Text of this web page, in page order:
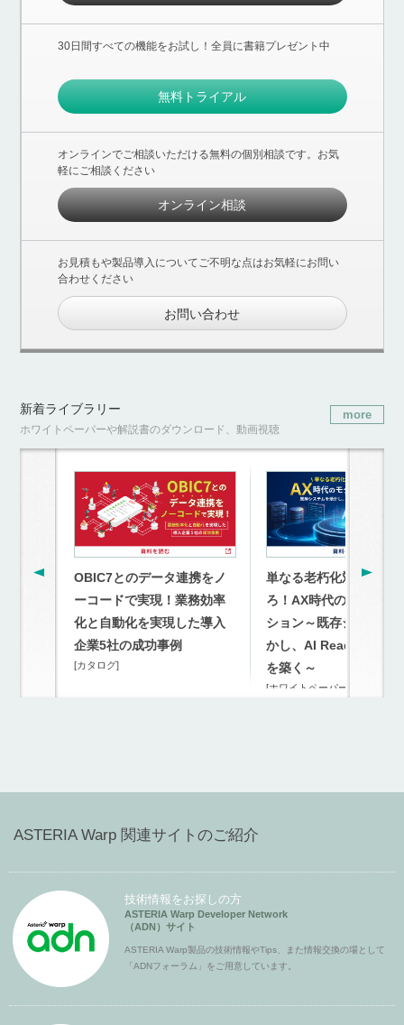
30日間すべての機能をお試し！全員に書籍プレゼント中
無料トライアル
オンラインでご相談いただける無料の個別相談です。お気
軽にご相談ください
オンライン相談
お見積もや製品導入についてご不明な点はお気軽にお問い
合わせください
お問い合わせ
新着ライブラリー
ホワイトペーパーや解説書のダウンロード、動画視聴
more
OBIC7とのデータ連携をノ
ーコードで実現！業務効率
化と自動化を実現した導入
企業5社の成功事例
[カタログ]
単なる老朽化対策を超
ろ！AX時代のモダナイ
ション～既存システム
かし、AI Readyな連携
を築く～
[ホワイトペーパー]
ASTERIA Warp 関連サイトのご紹介
技術情報をお探しの方
ASTERIA Warp Developer Network
（ADN）サイト
ASTERIA Warp製品の技術情報やTips、また情報交換の場として
「ADNフォーラム」をご用意しています。